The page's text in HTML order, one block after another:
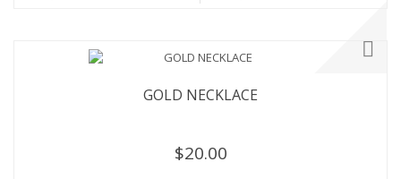
GOLD NECKLACE
$20.00